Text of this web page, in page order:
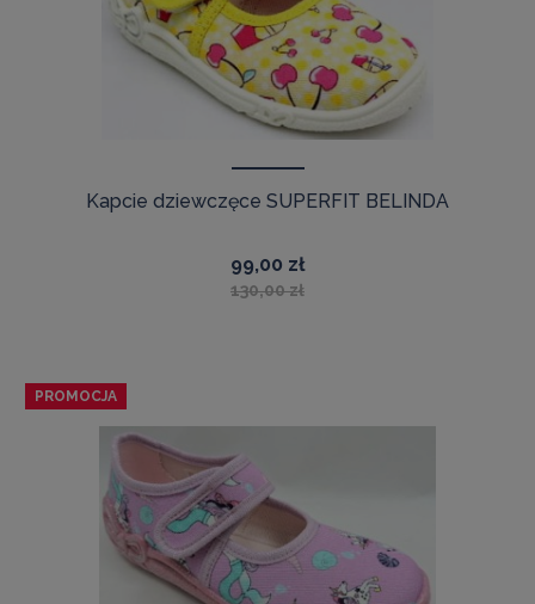
Kapcie dziewczęce SUPERFIT BELINDA
99,00 zł
130,00 zł
PROMOCJA